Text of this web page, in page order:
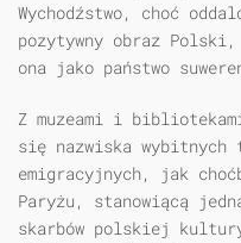
Wychodźstwo, choć
pozytywny obraz
ona jako państwo
Z muzeami i
się nazwiska wybitnych
emigracyjnych, jak
Paryżu, stanowiącą
skarbów polskiej